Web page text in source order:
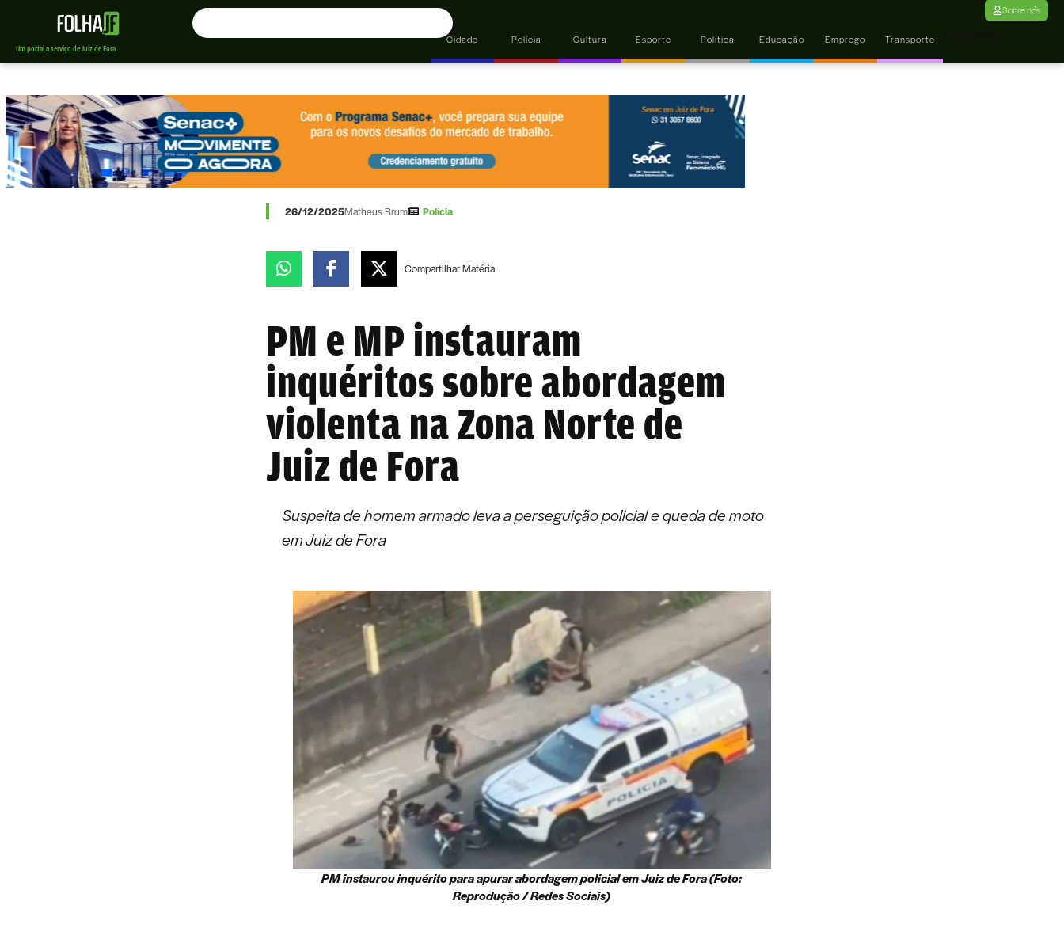
Um portal a serviço de Juiz de Fora
Cidade Polícia Cultura Esporte Política Educação Emprego Transporte
Sobre nós
26/12/2025Matheus Brum Polícia
CompartilharMatéria
PM e MP instauram
inquéritos sobre abordagem
violenta na Zona Norte de
Juiz de Fora
Suspeita de homem armado leva a perseguição policial e queda de moto
em Juiz de Fora
PM instaurou inquérito para apurar abordagem policial em Juiz de Fora (Foto:
Reprodução / Redes Sociais)